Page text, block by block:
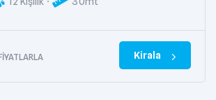
Kirala